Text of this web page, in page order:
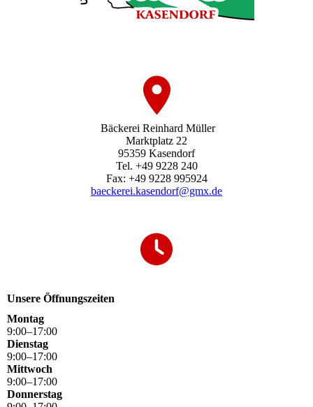
Bäckerei Reinhard Müller
Marktplatz 22
95359 Kasendorf
Tel. +49 9228 240
Fax: +49 9228 995924
baeckerei.kasendorf@gmx.de
Unsere Öffnungszeiten
Montag
9:00–17:00
Dienstag
9:00–17:00
Mittwoch
9:00–17:00
Donnerstag